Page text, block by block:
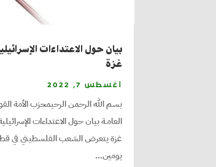
بيان حول الاعتداءات
غزة
أغسطس 7, 2022
بسم الله الرحمن الرحيمحزب الأمة
العامـة بيان حول الاعتداءات
غزة يتعرض الشعب الفلسطيني في
يومين...